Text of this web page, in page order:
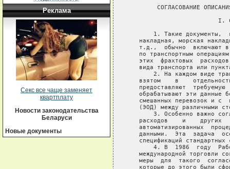
Реклама
Секс все чаще заменяет
квартплату
Новости законодательства
Беларуси
Новые документы